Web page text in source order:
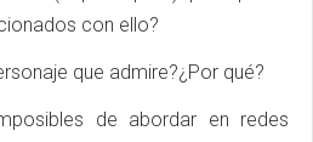
con ello?
que admire?¿Por qué?
de abordar en redes